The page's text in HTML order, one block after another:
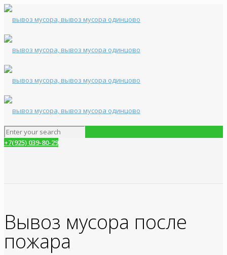
+7(925) 039-80-29
Вывоз мусора после
пожара